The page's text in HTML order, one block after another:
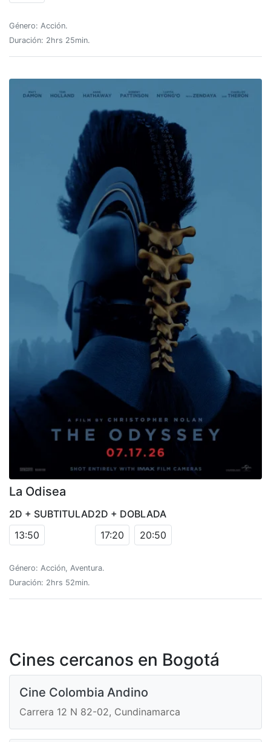
Género: Acción.
Duración: 2hrs 25min.
La Odisea
2D + SUBTITULAD
13:50
2D + DOBLADA
17:20
20:50
Género: Acción, Aventura.
Duración: 2hrs 52min.
Cines cercanos en Bogotá
Cine Colombia Andino
Carrera 12 N 82-02, Cundinamarca